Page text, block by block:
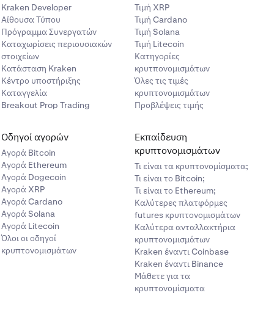
Kraken Developer
Αίθουσα Τύπου
Πρόγραμμα Συνεργατών
Καταχωρίσεις περιουσιακών
στοιχείων
Κατάσταση Kraken
Κέντρο υποστήριξης
Καταγγελία
Breakout Prop Trading
Τιμή XRP
Τιμή Cardano
Τιμή Solana
Τιμή Litecoin
Κατηγορίες
κρυτπονομισμάτων
Όλες τις τιμές
κρυπτονομισμάτων
Προβλέψεις τιμής
Οδηγοί αγορών
Αγορά Bitcoin
Αγορά Ethereum
Αγορά Dogecoin
Αγορά XRP
Αγορά Cardano
Αγορά Solana
Αγορά Litecoin
Όλοι οι οδηγοί
κρυπτονομισμάτων
Εκπαίδευση
κρυπτονομισμάτων
Τι είναι τα κρυπτονομίσματα;
Τι είναι το Bitcoin;
Τι είναι το Ethereum;
Καλύτερες πλατφόρμες
futures κρυπτονομισμάτων
Καλύτερα ανταλλακτήρια
κρυπτονομισμάτων
Kraken έναντι Coinbase
Kraken έναντι Binance
Μάθετε για τα
κρυπτονομίσματα